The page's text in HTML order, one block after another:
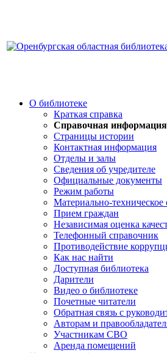
О библиотеке
Краткая справка
Справочная информация
Страницы истории
Контактная информация
Отделы и залы
Сведения об учредителе
Официальные документы
Режим работы
Материально-техническое
Прием граждан
Независимая оценка
Телефонный справочник
Противодействие
Как нас найти
Доступная библиотека
Дарители
Видео о библиотеке
Почетные читатели
Обратная связь с
Авторам и
Участникам СВО
Аренда помещений